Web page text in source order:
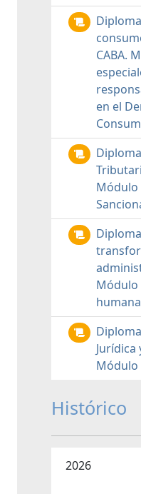
CABA.
en el
Módulo
Módulo
Jurídica
Módulo
Histórico
2026